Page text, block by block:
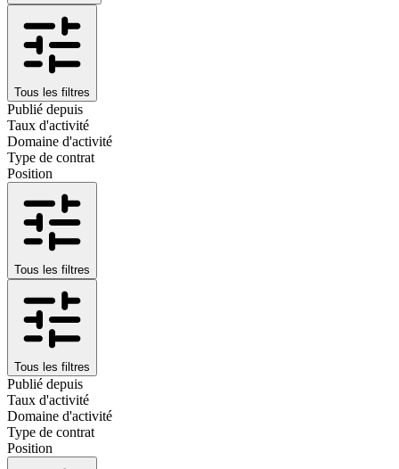
Tous les filtres
Publié depuis
Taux d'activité
Domaine d'activité
Type de contrat
Position
Tous les filtres
Tous les filtres
Publié depuis
Taux d'activité
Domaine d'activité
Type de contrat
Position